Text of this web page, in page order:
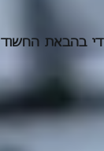
בהבאת החשוד